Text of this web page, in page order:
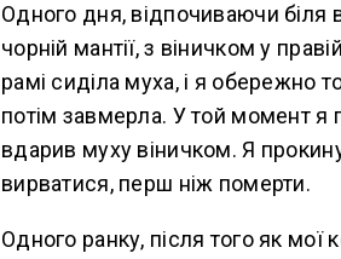
Одного дня, відпочиваючи біля
чорній мантії, з віничком у
рамі сиділа муха, і я обережно
потім завмерла. У той момент я
вдарив муху віничком. Я
вирватися, перш ніж померти.
Одного ранку, після того як мої